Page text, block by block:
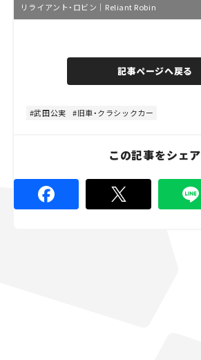
リライアント・ロビン｜Reliant Robin
e
d
%
記事ページへ戻る
武田公実 旧車・クラシックカー
この記事をシェア